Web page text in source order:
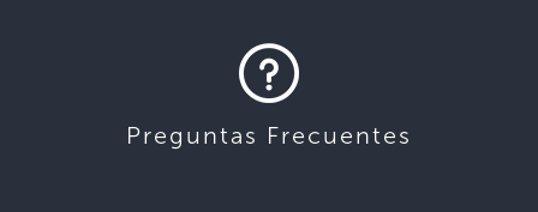
Preguntas Frecuentes